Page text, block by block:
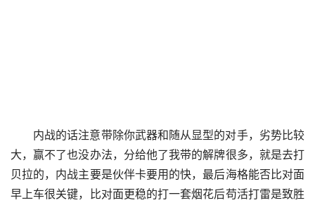
内战的话注意带除你武器和随从显型的对手，劣势比较
大，赢不了也没办法，分给他了我带的解牌很多，就是去打
贝拉的，内战主要是伙伴卡要用的快，最后海格能否比对面
早上车很关键，比对面更稳的打一套烟花后苟活打雷是致胜